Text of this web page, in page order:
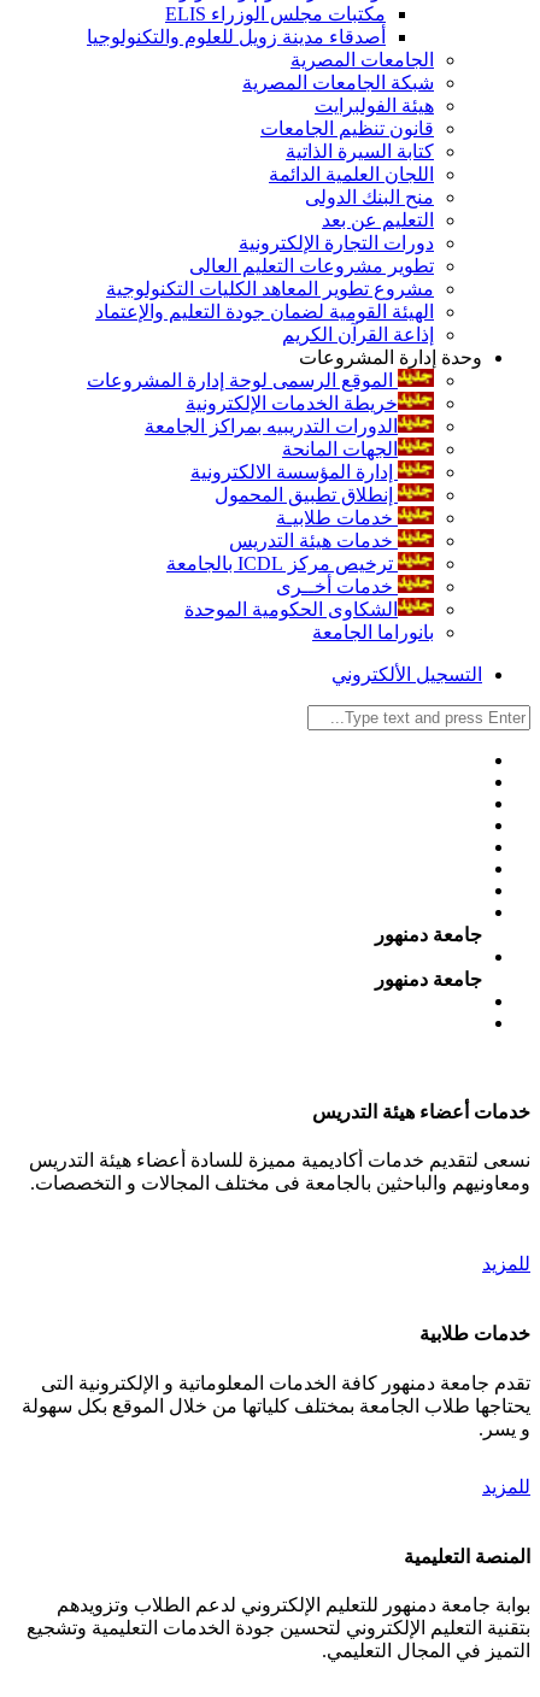
مكتبات مجلس الوزراء ELIS
أصدقاء مدينة زويل للعلوم والتكنولوجيا
الجامعات المصرية
شبكة الجامعات المصرية
هيئة الفولبرايت
قانون تنظيم الجامعات
كتابة السيرة الذاتية
اللجان العلمية الدائمة
منح البنك الدولى
التعليم عن بعد
دورات التجارة الإلكترونية
تطوير مشروعات التعليم العالى
مشروع تطوير المعاهد الكليات التكنولوجية
الهيئة القومية لضمان جودة التعليم والإعتماد
إذاعة القرآن الكريم
وحدة إدارة المشروعات
الموقع الرسمى لوحة إدارة المشروعات
خريطة الخدمات الإلكترونية
الدورات التدريبيه بمراكز الجامعة
الجهات المانحة
إدارة المؤسسة الالكترونية
إنطلاق تطبيق المحمول
خدمات طلابيـة
خدمات هيئة التدريس
ترخيص مركز ICDL بالجامعة
خدمات أخــرى
الشكاوى الحكومية الموحدة
بانوراما الجامعة
التسجيل الألكتروني
جامعة دمنهور
جامعة دمنهور
خدمات أعضاء هيئة التدريس
نسعى لتقديم خدمات أكاديمية مميزة للسادة أعضاء هيئة التدريس
ومعاونيهم والباحثين بالجامعة فى مختلف المجالات و التخصصات.
للمزيد
خدمات طلابية
تقدم جامعة دمنهور كافة الخدمات المعلوماتية و الإلكترونية التى
يحتاجها طلاب الجامعة بمختلف كلياتها من خلال الموقع بكل سهولة
و يسر.
للمزيد
المنصة التعليمية
بوابة جامعة دمنهور للتعليم الإلكتروني لدعم الطلاب وتزويدهم
بتقنية التعليم الإلكتروني لتحسين جودة الخدمات التعليمية وتشجيع
التميز في المجال التعليمي.